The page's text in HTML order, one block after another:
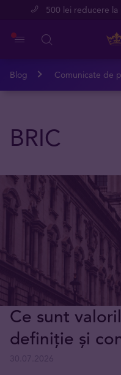
500 lei reducere la
Blog Comunicate de
BRIC
Ce sunt
definiție și